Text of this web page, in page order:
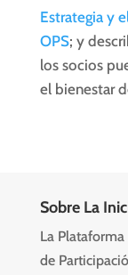
Estrategia y
OPS; y
los socios
el bienestar
Sobre La
La
de